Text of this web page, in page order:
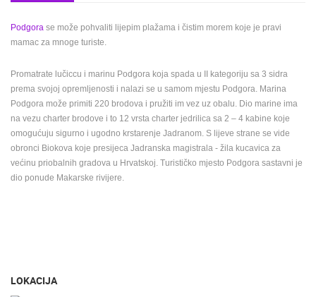
Podgora se može pohvaliti lijepim plažama i čistim morem koje je pravi
mamac za mnoge turiste.
Promatrate lučiccu i marinu Podgora koja spada u II kategoriju sa 3 sidra
prema svojoj opremljenosti i nalazi se u samom mjestu Podgora. Marina
Podgora može primiti 220 brodova i pružiti im vez uz obalu. Dio marine ima
na vezu charter brodove i to 12 vrsta charter jedrilica sa 2 – 4 kabine koje
omogućuju sigurno i ugodno krstarenje Jadranom. S lijeve strane se vide
obronci Biokova koje presijeca Jadranska magistrala - žila kucavica za
većinu priobalnih gradova u Hrvatskoj. Turističko mjesto Podgora sastavni je
dio ponude Makarske rivijere.
LOKACIJA